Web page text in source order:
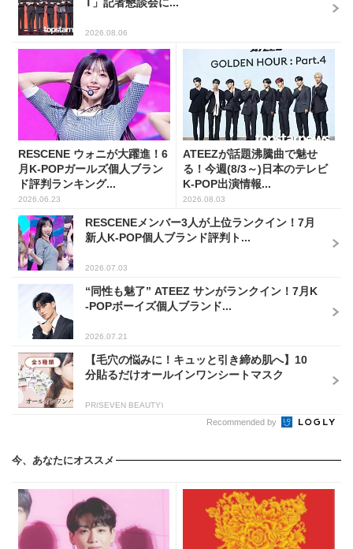
2026.08.06
RESCENE ウォニが大躍進！6
月K-POPガールズ個人ブラン
ド評判ランキング...
2026.06.23
ATEEZが話題沸騰曲で魅せ
る！今週(8/3～)日本のテレビ
K-POP出演情報...
2026.08.03
RESCENEメンバー3人が上位ランクイン！7月
新人K-POP個人ブランド評判ト...
2026.07.03
“同性も魅了” ATEEZ サンがランクイン！7月K
-POPボーイズ個人ブランド...
2026.07.21
【毛穴の悩みに！キュッと引き締め肌へ】10
分貼るだけオールインワンシートマスク
PR(SEVEN BEAUTY)
Recommended by
今、あなたにオススメ